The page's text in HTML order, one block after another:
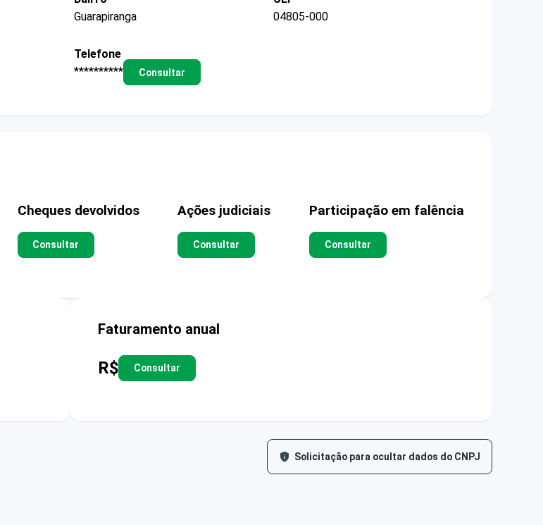
Guarapiranga
04805-000
Telefone
**********
Consultar
Cheques devolvidos
Consultar
Ações judiciais
Consultar
Participação em falência
Consultar
Faturamento anual
R$ Consultar
Solicitação para ocultar dados do CNPJ